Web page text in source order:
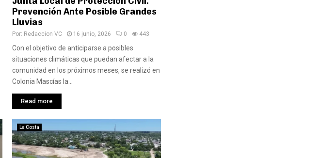
Prevención Ante Posible Grandes
Lluvias
Por: Redaccion VC 16 junio, 2026 0 443
Con el objetivo de anticiparse a posibles
situaciones climáticas que puedan afectar a la
comunidad en los próximos meses, se realizó en
Colonia Mascías la...
Read more
La Costa